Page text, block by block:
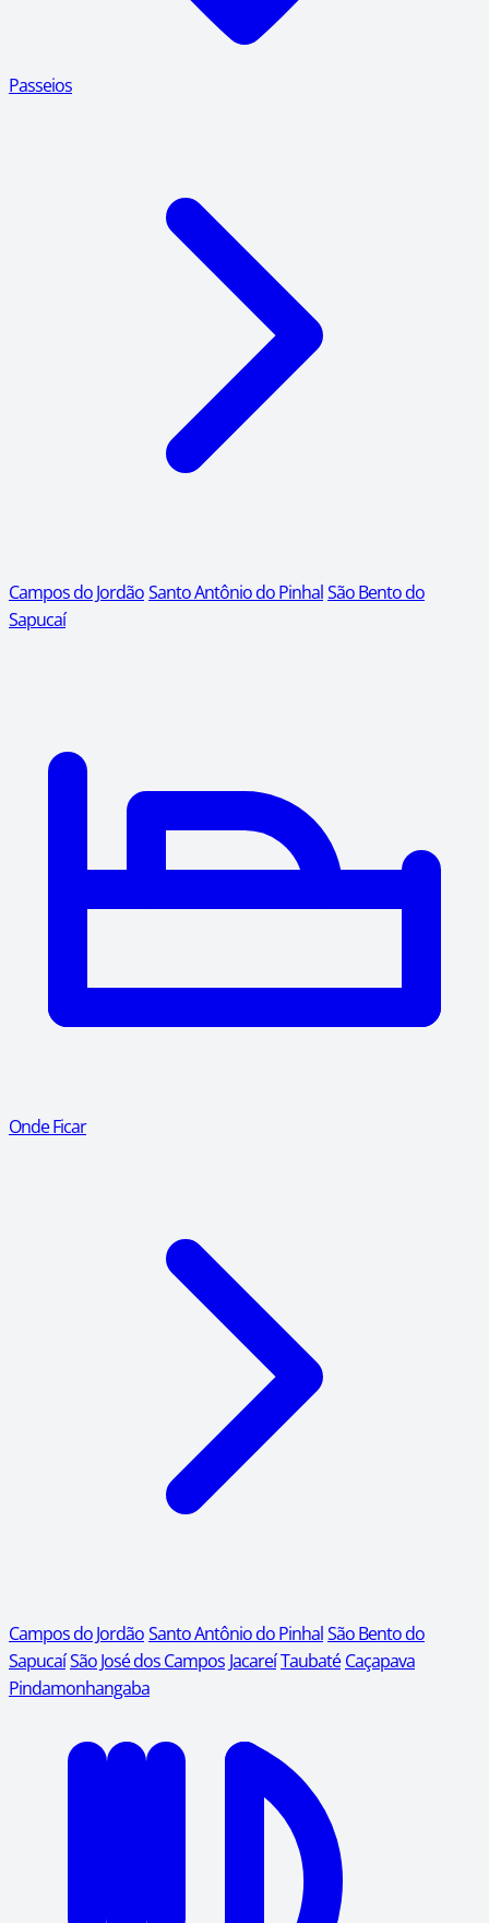
Passeios
Campos do JordãoSanto Antônio do PinhalSão Bento do
Sapucaí
Onde Ficar
Campos do JordãoSanto Antônio do PinhalSão Bento do
SapucaíSão José dos Campos JacareíTaubaté Caçapava
Pindamonhangaba